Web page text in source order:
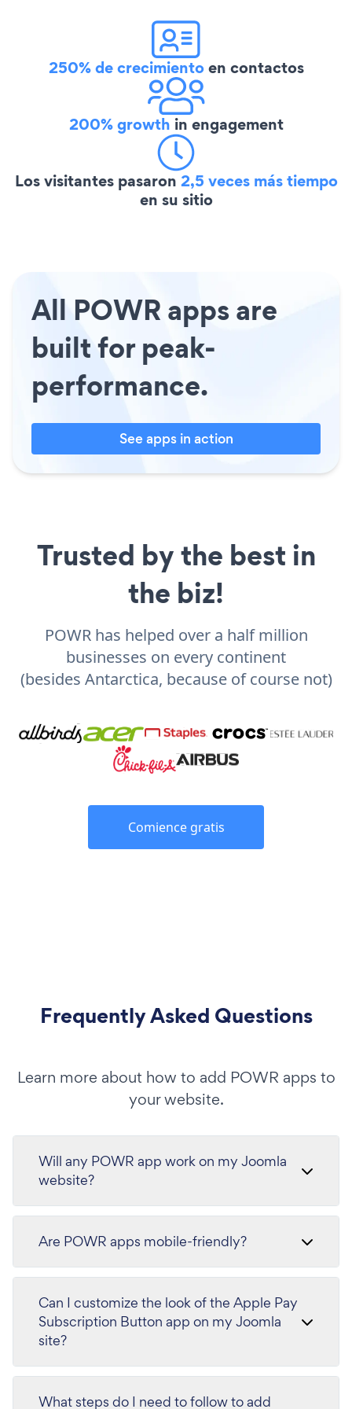
250% de crecimientoen contactos
200% growth in engagement
Los visitantes pasaron 2,5 veces más tiempo
en su sitio
All POWR apps are
built for peak-
performance.
See apps in action
Trusted by the best in
the biz!
POWR has helped over a half million
businesses on every continent
(besides Antarctica, because of course not)
Comience gratis
Frequently Asked Questions
Learn more about how to add POWR apps to
your website.
Will any POWR app work on my Joomla
website?
Are POWR apps mobile-friendly?
Can I customize the look of the Apple Pay
Subscription Button app on my Joomla
site?
What steps do I need to follow to add